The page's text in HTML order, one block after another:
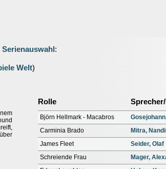
Serienauswahl :
Welt)
Rolle
Björn Hellmark - Macabros
Carminia Brado
Mitra,
James Fleet
Seider, Olaf
Schreiende Frau
Mager,